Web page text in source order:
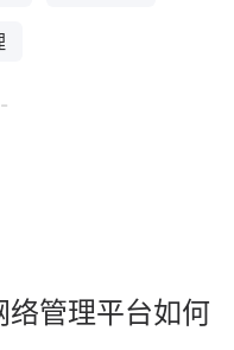
络管理平台如何